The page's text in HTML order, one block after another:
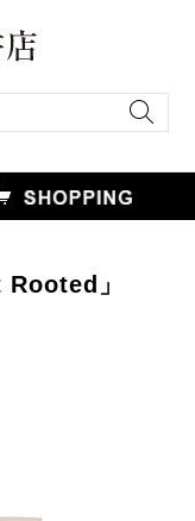
」